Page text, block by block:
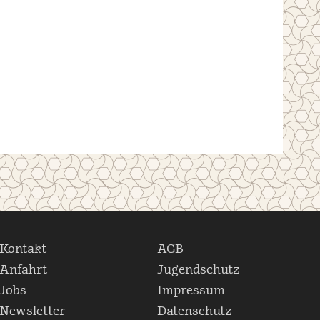
Kontakt
Anfahrt
Jobs
Newsletter
AGB
Jugendschutz
Impressum
Datenschutz